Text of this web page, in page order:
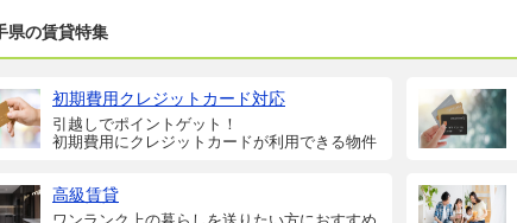
県の賃貸特集
初期費用クレジットカード対応
引越しでポイントゲット！
初期費用にクレジットカードが利用できる物件
高級賃貸